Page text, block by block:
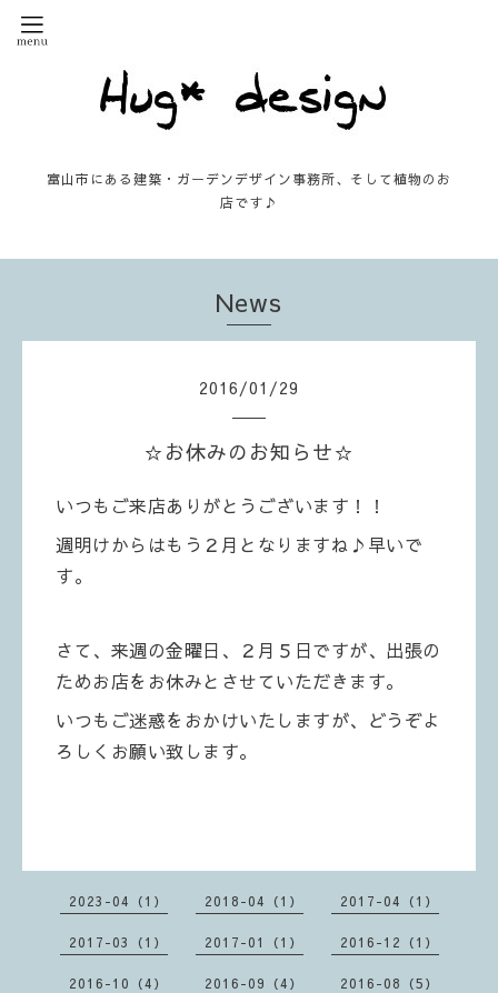
富山市にある建築・ガーデンデザイン事務所、そして植物のお
店です♪
News
2016/01 /29
☆お休みのお知らせ☆
いつもご来店ありがとうございます！！
週明けからはもう２月となりますね♪早いで
す。
さて、来週の金曜日、２月５日ですが、出張の
ためお店をお休みとさせていただきます。
いつもご迷惑をおかけいたしますが、どうぞよ
ろしくお願い致します。
2023-04（1） 2018-04（1） 2017-04（1）
2017-03（1） 2017-01（1） 2016-12（1）
2016-10（4） 2016-09（4） 2016-08（5）